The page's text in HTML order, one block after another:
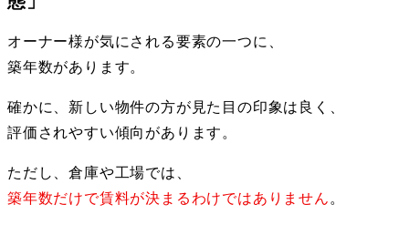
オーナー様が気にされる要素の一つに、
築年数があります。
確かに、新しい物件の方が見た目の印象は良く、
評価されやすい傾向があります。
ただし、倉庫や工場では、
築年数だけで賃料が決まるわけではありません 。